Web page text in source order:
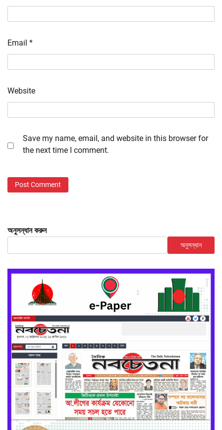
Email *
Website
Save my name, email, and website in this browser for
the next time I comment.
অনুসন্ধান করুন
অনুসন্ধান